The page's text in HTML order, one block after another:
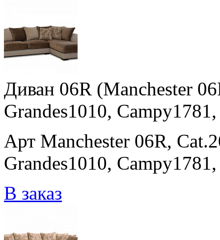
Диван 06R (Manchester
Grandes1010,
Арт Manchester 06R,
Grandes1010,
В заказ